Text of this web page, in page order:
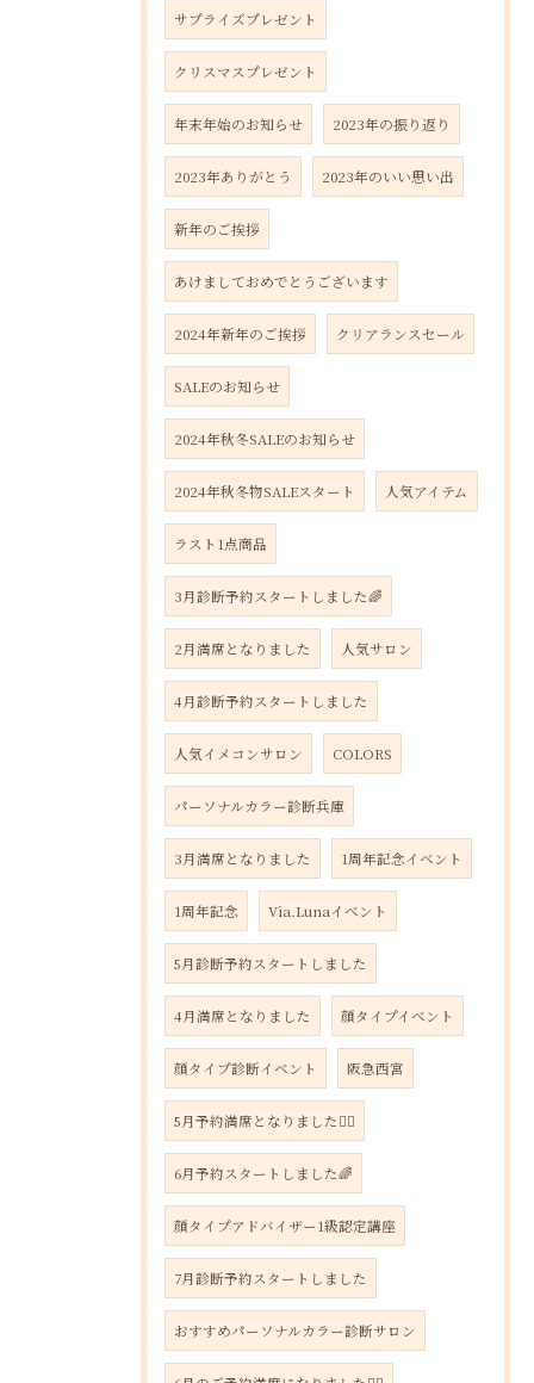
サプライズプレゼント
クリスマスプレゼント
年末年始のお知らせ 2023年の振り返り
2023年ありがとう 2023年のいい思い出
新年のご挨拶
あけましておめでとうございます
2024年新年のご挨拶 クリアランスセール
SALEのお知らせ
2024年秋冬SALEのお知らせ
2024年秋冬物SALEスタート 人気アイテム
ラスト1点商品
3月診断予約スタートしました🌈
2月満席となりました 人気サロン
4月診断予約スタートしました
人気イメコンサロン COLORS
パーソナルカラー診断兵庫
3月満席となりました 1周年記念イベント
1周年記念 Via.Lunaイベント
5月診断予約スタートしました
4月満席となりました 顔タイプイベント
顔タイプ診断イベント 阪急西宮
5月予約満席となりました🙇‍♀️
6月予約スタートしました🌈
顔タイプアドバイザー1級認定講座
7月診断予約スタートしました
おすすめパーソナルカラー診断サロン